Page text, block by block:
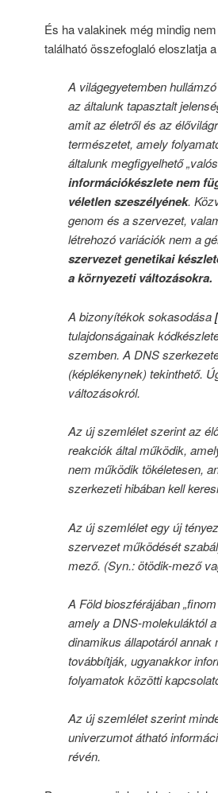
És ha valakinek még mindig
található összefoglaló eloszlatja
A világegyetemben
az általunk tapasztalt
amit az életről és az
természetet, amely
általunk megfigyelhető
információkészlete nem
véletlen szeszélyének.
genom és a szervezet,
létrehozó variációk nem a
szervezet genetikai
a környezeti változásokra.
A bizonyítékok sokasodása
tulajdonságainak
szemben. A DNS
(képlékenynek) tekinthető.
változásokról.
Az új szemlélet szerint az
reakciók által működik,
nem működik tökéletesen,
szerkezeti hibában kell
Az új szemlélet egy új
szervezet működését
mező. (Syn.: ötödik-mező
A Föld bioszférájában
amely a DNS-molekuláktól
dinamikus állapotáról annak
továbbítják, ugyanakkor
folyamatok közötti
Az új szemlélet szerint
univerzumot átható
révén.